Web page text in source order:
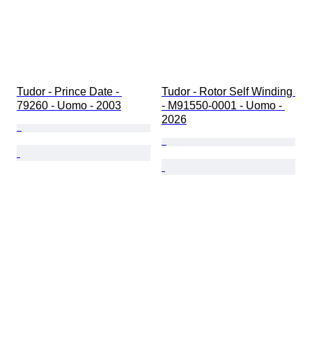
Tudor - Prince Date -
79260 - Uomo - 2003
Tudor - Rotor Self Winding
- M91550-0001 - Uomo -
2026